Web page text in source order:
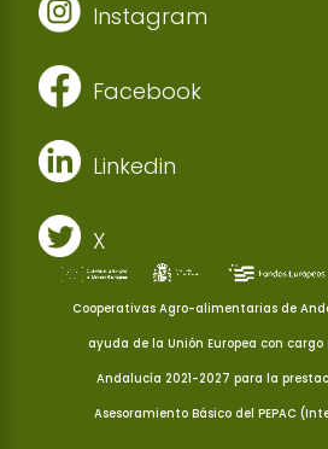
Instagram
Facebook
Linkedin
X
Cooperativas Agro-alimentarias de
ayuda de la Unión Europea con cargo
Andalucía 2021-2027 para la
Asesoramiento Básico del PEPAC